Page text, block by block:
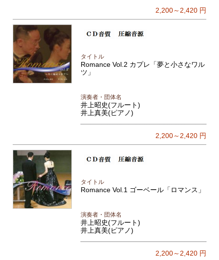
2,200～2,420円
タイトル
Romance Vol.2 カプレ「夢と小さなワル
ツ」
演奏者・団体名
井上昭史(フルート)
井上真美(ピアノ)
2,200～2,420円
タイトル
Romance Vol.1 ゴーベール「ロマンス」
演奏者・団体名
井上昭史(フルート)
井上真美(ピアノ)
2,200～2,420円